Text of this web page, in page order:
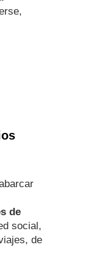
de
social,
de